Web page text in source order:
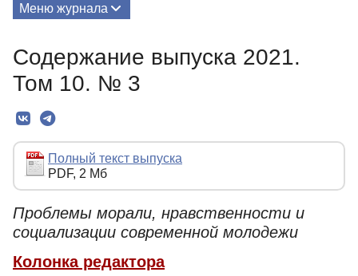
Меню журнала
О Журнале
Редколлегия
Редакционная политика
Индексирование
Для авторов
Рубрики
Препринты
Содержание выпуска 2021.
Том 10. № 3
Полный текст выпуска
PDF, 2 Мб
Проблемы морали, нравственности и
социализации современной молодежи
Колонка редактора